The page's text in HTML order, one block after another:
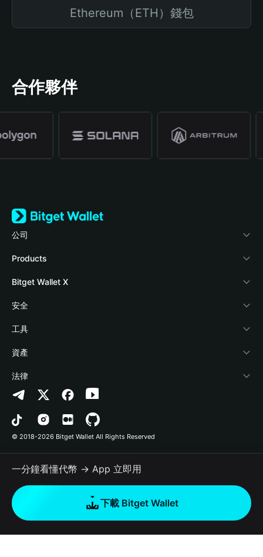
Ethereum（ETH）錢包
合作夥伴
公司
關於 Bitget Wallet
部落格
學院
加密資訊
幫助中心
‌聯繫我們
品牌資源
工作機會
Products
Crypto Card
Stablecoin Earn
Payfi Crypto
Crypto Swap API
Altcoin Season Index
Prediction Markets
DApp
RWA
如何購買加密貨幣
Bitget Wallet X
開發者文件
連接錢包
Bitget Wallet Pay
合作上架
安全
風險保障基金
安全防護技術
工具
快捷買幣
授權檢測
合約檢測
批次轉帳
資產
Arbitrum
Avalanche
Bitcoin
Polygon
法律
隱私協議
用戶使用協議
© 2018-2026 Bitget Wallet All Rights Reserved
一分鐘看懂代幣 → App 立即用
下載 Bitget Wallet